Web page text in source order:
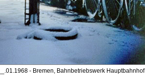
__.01.1968 - Bremen, Bahnbetriebswerk Hauptbahnhof